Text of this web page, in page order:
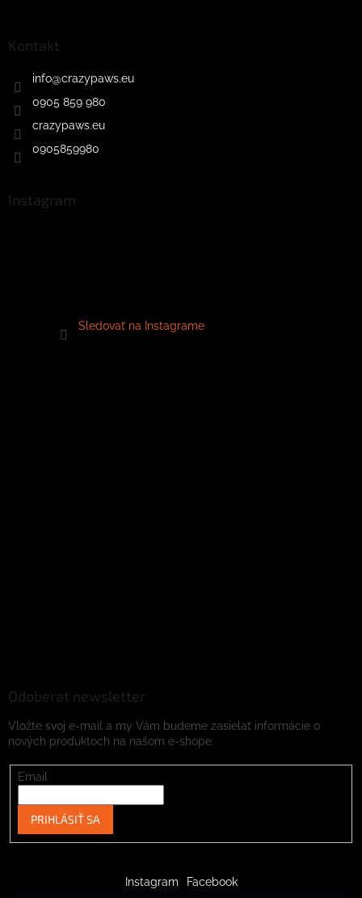
Kontakt
info@crazypaws.eu
0905 859 980
crazypaws.eu
0905859980
Instagram
Sledovať na Instagrame
Odoberať newsletter
Vložte svoj e-mail a my Vám budeme zasielať informácie o
nových produktoch na našom e-shope.
Email
PRIHLÁSIŤ SA
Instagram Facebook